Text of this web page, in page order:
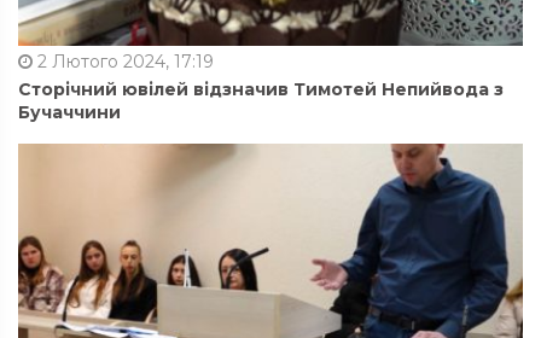
2 Лютого 2024, 17:19
Сторічний ювілей відзначив Тимотей Непийвода з
Бучаччини